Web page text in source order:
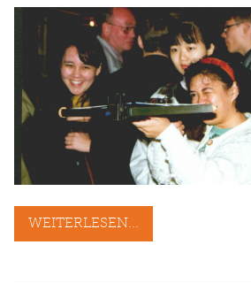
WEITERLESEN...